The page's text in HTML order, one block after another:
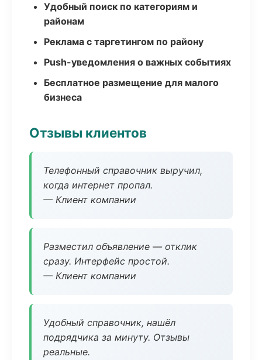
Удобный поиск по категориям и
районам
Реклама с таргетингом по району
Push-уведомления о важных событиях
Бесплатное размещение для малого
бизнеса
Отзывы клиентов
Телефонный справочник выручил,
когда интернет пропал.
— Клиент компании
Разместил объявление — отклик
сразу. Интерфейс простой.
— Клиент компании
Удобный справочник, нашёл
подрядчика за минуту. Отзывы
реальные.